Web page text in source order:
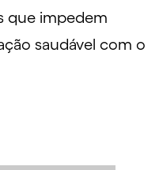
que impedem
saudável com o